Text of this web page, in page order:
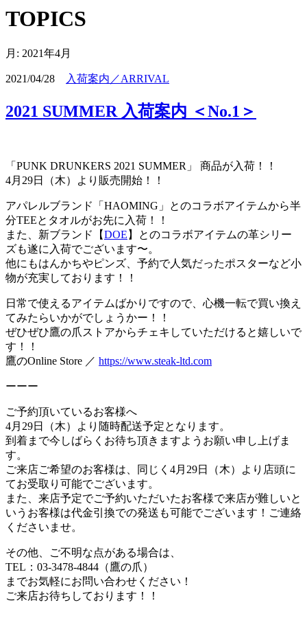
TOPICS
月: 2021年4月
2021/04/28 入荷案内／ARRIVAL
2021 SUMMER 入荷案内 ＜No.1＞
「PUNK DRUNKERS 2021 SUMMER」 商品が入荷！！
4月29日（木）より販売開始！！
アパレルブランド「HAOMING」とのコラボアイテムから半
分TEEとタオルがお先に入荷！！
また、新ブランド【DOE 】とのコラボアイテムの革シリー
ズも遂に入荷でございます〜。
他にもはんかちやピンズ、予約で人気だったポスターなど小
物が充実しております！！
日常で使えるアイテムばかりですので、心機一転で買い換え
てみたらいかがでしょうかー！！
ぜひぜひ鷹の爪ストアからチェキしていただけると嬉しいで
す！！
鷹のOnline Store ／ https://www.steak-ltd.com
ーーー
ご予約頂いているお客様へ
4月29日（木）より随時配送予定となります。
到着まで今しばらくお待ち頂きますようお願い申し上げま
す。
ご来店ご希望のお客様は、同じく4月29日（木）より店頭に
てお受取り可能でございます。
また、来店予定でご予約いただいたお客様で来店が難しいと
いうお客様は代金引換での発送も可能でございます！ご連絡
くださいませ。
その他、ご不明な点がある場合は、
TEL：03-3478-4844（鷹の爪）
までお気軽にお問い合わせください！
ご来店お待ちしております！！